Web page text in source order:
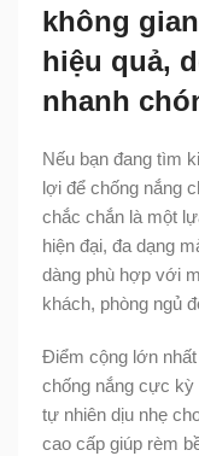
không
hiệu quả,
nhanh
Nếu bạn đang tìm
lợi để chống nắng
chắc chắn là một
hiện đại, đa dạng
dàng phù hợp với
khách, phòng ngủ
Điểm cộng lớn
chống nắng cực kỳ
tự nhiên dịu nhẹ
cao cấp giúp rèm